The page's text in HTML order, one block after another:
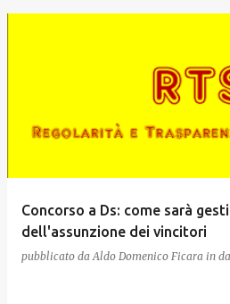
Concorso a Ds: come sarà
dell'assunzione dei vincitori
pubblicato da Aldo Domenico Ficara in